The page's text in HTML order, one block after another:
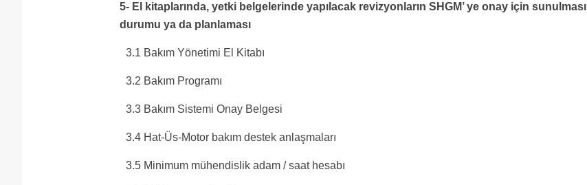
5- El kitaplarında, yetki belgelerinde yapılacak revizyonların SHGM’ ye onay için sunulması
durumu ya da planlaması
3.1 Bakım Yönetimi El Kitabı
3.2 Bakım Programı
3.3 Bakım Sistemi Onay Belgesi
3.4 Hat-Üs-Motor bakım destek anlaşmaları
3.5 Minimum mühendislik adam / saat hesabı